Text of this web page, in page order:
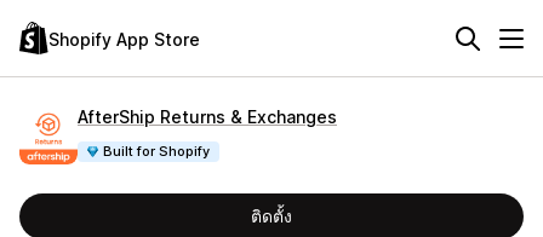
Shopify App Store
AfterShip Returns & Exchanges
Built for Shopify
ติดตั้ง